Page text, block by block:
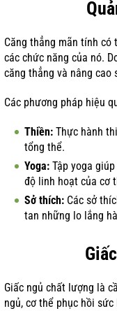
Căng thẳng mãn tính
các chức năng của nó.
căng thẳng và nâng cao
Các phương pháp hiệu
Thiền: Thực hành
tổng thể.
Yoga: Tập yoga
độ linh hoạt của cơ
Sở thích: Các sở
tan những lo lắng
Giấc ngủ chất lượng là
ngủ, cơ thể phục hồi